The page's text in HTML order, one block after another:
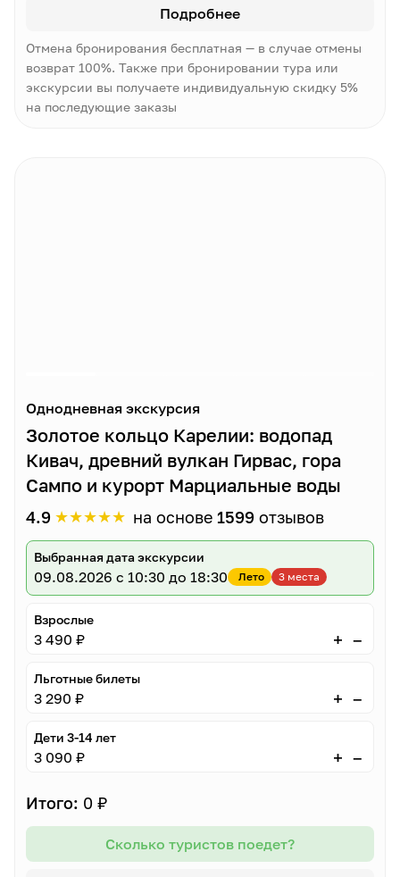
Подробнее
Отмена бронирования бесплатная — в случае отмены
возврат 100%. Также при бронировании тура или
экскурсии вы получаете индивидуальную скидку 5%
на последующие заказы
Однодневная экскурсия
Золотое кольцо Карелии: водопад
Кивач, древний вулкан Гирвас, гора
Сампо и курорт Марциальные воды
4.9 ★★★★★ на основе 1599 отзывов
Выбранная дата экскурсии
09.08.2026 с 10:30 до 18:30 Лето 3 места
Взрослые
3 490 ₽ + –
Льготные билеты
3 290 ₽ + –
Дети 3-14 лет
3 090 ₽ + –
Итого: 0 ₽
Сколько туристов поедет?